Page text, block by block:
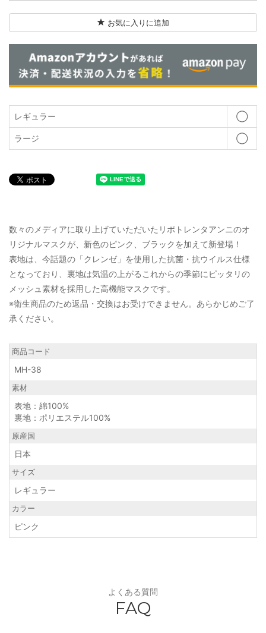
お気に入りに追加
レギュラー ◯
ラージ ◯
数々のメディアに取り上げていただいたリポトレンタアンニのオ
リジナルマスクが、新色のピンク、ブラックを加えて新登場！
表地は、今話題の「クレンゼ」を使用した抗菌・抗ウイルス仕様
となっており、裏地は気温の上がるこれからの季節にピッタリの
メッシュ素材を採用した高機能マスクです。
※衛生商品のため返品・交換はお受けできません。あらかじめご了
承ください。
商品コード
MH-38
素材
表地：綿100%
裏地：ポリエステル100%
原産国
日本
サイズ
レギュラー
カラー
ピンク
よくある質問
FAQ